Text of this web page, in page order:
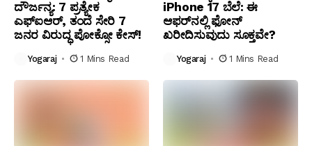
ದೌರ್ಜನ್ಯ: 7 ಪ್ರತ್ಯೇಕ
ಎಫ್ಐಆರ್, ತಂದೆ ಸೇರಿ 7
ಜನರ ವಿರುದ್ಧ ಪೋಕ್ಸೋ ಕೇಸ್!
Yogaraj 1 Mins Read
iPhone 17 ಬೆಲೆ: ಈ
ಆಫರ್‌ನಲ್ಲಿ ಫೋನ್
ಖರೀದಿಸುವುದು ಸೂಕ್ತವೇ?
Yogaraj 1 Mins Read